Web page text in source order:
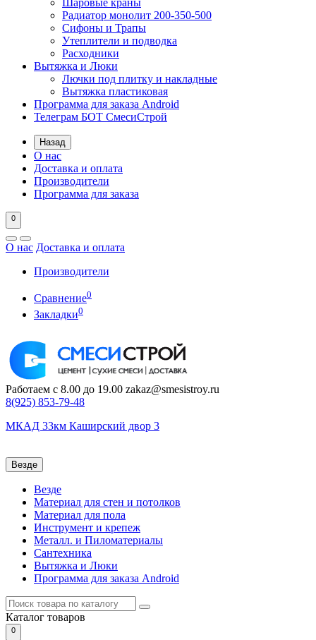
Шаровые краны
Радиатор монолит 200-350-500
Сифоны и Трапы
Утеплители и подводка
Расходники
Вытяжка и Люки
Лючки под плитку и накладные
Вытяжка пластиковая
Программа для заказа Android
Телеграм БОТ СмесиСтрой
Назад
О нас
Доставка и оплата
Производители
Программа для заказа
0
О нас Доставка и оплата
Производители
Сравнение0
Закладки0
Работаем с 8.00 до 19.00 zakaz@smesistroy.ru
8(925) 853-79-48
МКАД 33км Каширский двор 3
Везде
Везде
Материал для стен и потолков
Материал для пола
Инструмент и крепеж
Металл. и Пиломатериалы
Сантехника
Вытяжка и Люки
Программа для заказа Android
Каталог товаров
0